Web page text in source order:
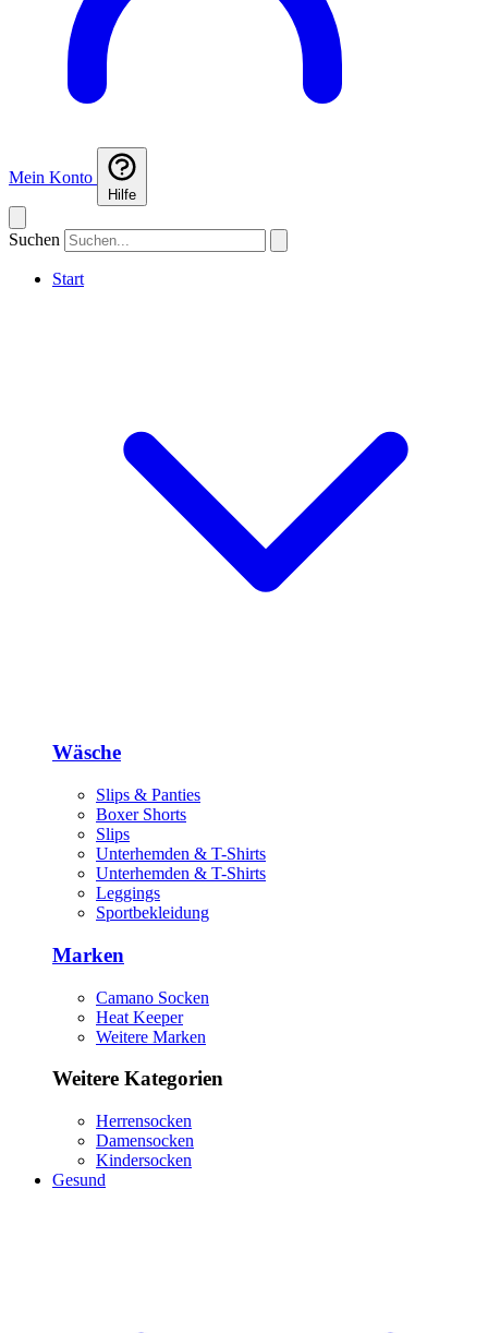
Mein Konto
Hilfe
Suchen
Start
Wäsche
Slips & Panties
Boxer Shorts
Slips
Unterhemden & T-Shirts
Unterhemden & T-Shirts
Leggings
Sportbekleidung
Marken
Camano Socken
Heat Keeper
Weitere Marken
Weitere Kategorien
Herrensocken
Damensocken
Kindersocken
Gesund